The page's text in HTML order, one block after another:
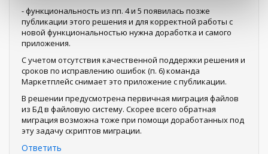
- функциональность из пп. 4 и 5 появилась позже
публикации этого решения и для корректной работы с
новой функциональностью нужна доработка и самого
приложения.
С учетом отсутствия качественной поддержки решения и
сроков по исправлению ошибок (п. 6) команда
Маркетплейс снимает это приложение с публикации.
В решении предусмотрена первичная миграция файлов
из БД в файловую систему. Скорее всего обратная
миграция возможна тоже при помощи доработанных под
эту задачу скриптов миграции.
Ответить